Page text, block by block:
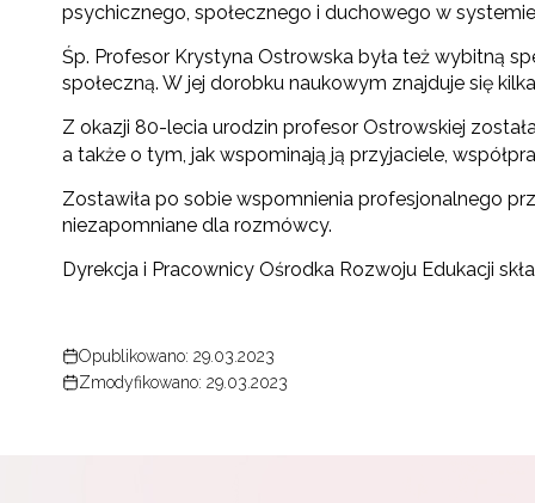
psychicznego, społecznego i duchowego w
Śp. Profesor Krystyna Ostrowska była też wybitną
społeczną. W jej dorobku naukowym znajduje się
Z okazji 80-lecia urodzin profesor Ostrowskiej
a także o tym, jak wspominają ją przyjaciele,
Zostawiła po sobie wspomnienia profesjonalnego
niezapomniane dla rozmówcy.
Dyrekcja i Pracownicy Ośrodka Rozwoju Edukacji
Opublikowano: 29.03.2023
Zmodyfikowano: 29.03.2023